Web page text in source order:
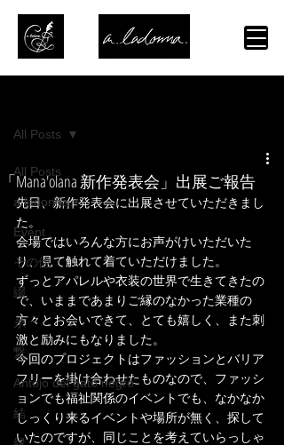
All Posts
a.ladonna.+
Event
その他
綴
糸
繋
Antojo del gato negro
結
All Posts
「Mana'olana 新作発表会」出展ご報告
先日、新作発表会に出展させていただきまし
た。
会場ではいろんな方にお声がけいただいた
り、見て触れて着ていただけました。
ずっとアパレルや衣装の世界で生きてきたの
で、いままであまりご縁のなかった業種の
方々とお会いできて、とても嬉しく、また刺
激と励みにもなりました。
今回のプロジェクトはファッションとバリア
フリーを掛け合わせたものなので、ファッシ
ョンでも福祉関係のイベントでも、なかなか
しっくり来るイベントや場所が無く、探して
いたのですが、同じことを考えていらっしゃ